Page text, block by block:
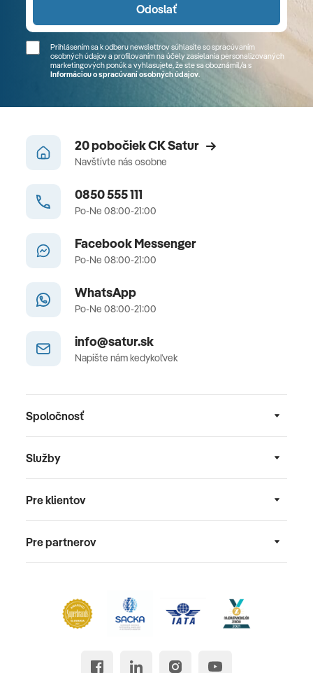
Odoslať
Prihlásením sa k odberu newslettrov súhlasíte so spracúvaním
osobných údajov a profilovaním na účely zasielania personalizovaných
marketingových ponúk a vyhlasujete, že ste sa oboznámil/a s
Informáciou o spracúvaní osobných údajov.
20 pobočiek CK Satur
Navštívte nás osobne
0850 555 111
Po-Ne 08:00-21:00
Facebook Messenger
Po-Ne 08:00-21:00
WhatsApp
Po-Ne 08:00-21:00
info@satur.sk
Napíšte nám kedykoľvek
Spoločnosť
Služby
Pre klientov
Pre partnerov